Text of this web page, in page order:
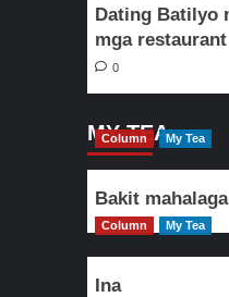
Dating Batilyo
mga restaurant
0
MY TEA
Column My Tea
Bakit
Column My Tea
Ina